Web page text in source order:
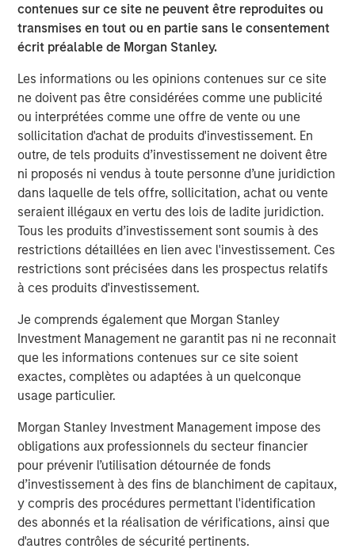
contenues sur ce site ne peuvent être reproduites ou
transmises en tout ou en partie sans le consentement
écrit préalable de Morgan Stanley.
Les informations ou les opinions contenues sur ce site
ne doivent pas être considérées comme une publicité
ou interprétées comme une offre de vente ou une
sollicitation d'achat de produits d'investissement. En
outre, de tels produits d’investissement ne doivent être
ni proposés ni vendus à toute personne d’une juridiction
dans laquelle de tels offre, sollicitation, achat ou vente
seraient illégaux en vertu des lois de ladite juridiction.
Tous les produits d’investissement sont soumis à des
restrictions détaillées en lien avec l'investissement. Ces
restrictions sont précisées dans les prospectus relatifs
à ces produits d'investissement.
Je comprends également que Morgan Stanley
Investment Management ne garantit pas ni ne reconnait
que les informations contenues sur ce site soient
exactes, complètes ou adaptées à un quelconque
usage particulier.
Morgan Stanley Investment Management impose des
obligations aux professionnels du secteur financier
pour prévenir l’utilisation détournée de fonds
d’investissement à des fins de blanchiment de capitaux,
y compris des procédures permettant l'identification
des abonnés et la réalisation de vérifications, ainsi que
d'autres contrôles de sécurité pertinents.
time due to market, economic, or other conditions, and may not
necessarily come to pass. Forecasts/estimates are based on
current market conditions, subject to change, and may not
necessarily come to pass.
Past performance is not indicative of
future results.
Even if Reeves manages to hit the UK’s fiscal target for
this year, there is no clear path for how she will be able to
pull that off next year or in the ones that follow. The big
problem is that while the Chancellor is working diligently,
the same cannot be said for the broader population.
Since 2019, the number of people who are inactive has
risen by roughly 400,000, to 9.1 million people, per the
Office for National Statistics.
In our view, British workers are not to blame – they are
that disable and demotivate the workforce. Consider the
damages from three policies:
The pensioner triple lock.This policy indexes
pensioners’ income to ensure that they will receive at
growth exceed 2%, they get whichever is greater. This
optionality is even more unreasonably generous than it
appears at first glance. Around 2021-2023, a CPI inflation
shock was followed by a lagged spike in wages. So, in the
first year pensioners accrued the CPI spike, and in the
next they got the follow-on increase based on the wage
spike. Double up! While that is clearly a boon for the